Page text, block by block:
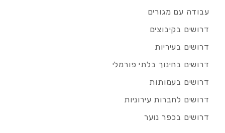
עבודה עם מגורים
דרושים בקיבוצים
דרושים בעיריות
דרושים בחינוך בלתי פורמלי
דרושים בעמותות
דרושים לחברות עירוניות
דרושים בכפר נוער